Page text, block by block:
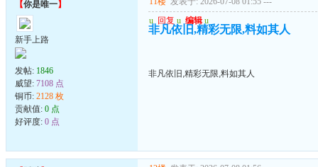
【你是唯一】
新手上路
发帖: 1846
威望: 7108 点
铜币: 2128 枚
贡献值: 0 点
好评度: 0 点
u 回复 u 编辑 u
非凡依旧,精彩无限,料如其人
非凡依旧,精彩无限,料如其人